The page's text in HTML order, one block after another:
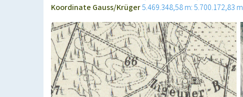
Koordinate Gauss/Krüger5.469.348,58 m: 5.700.172,83 m